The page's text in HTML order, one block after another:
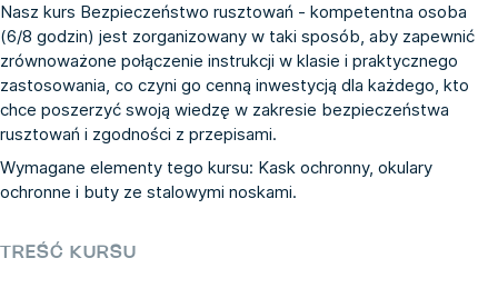
Nasz kurs Bezpieczeństwo rusztowań - kompetentna osoba
(6/8 godzin) jest zorganizowany w taki sposób, aby zapewnić
zrównoważone połączenie instrukcji w klasie i praktycznego
zastosowania, co czyni go cenną inwestycją dla każdego, kto
chce poszerzyć swoją wiedzę w zakresie bezpieczeństwa
rusztowań i zgodności z przepisami.
Wymagane elementy tego kursu: Kask ochronny, okulary
ochronne i buty ze stalowymi noskami.
TREŚĆ KURSU